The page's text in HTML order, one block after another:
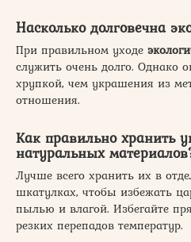
Насколько долговечна
При правильном уходе
служить очень долго. Однако
хрупкой, чем украшения из
отношения.
Как правильно хранить
натуральных
Лучше всего хранить их в
шкатулках, чтобы избежать
пылью и влагой. Избегайте
резких перепадов температур.